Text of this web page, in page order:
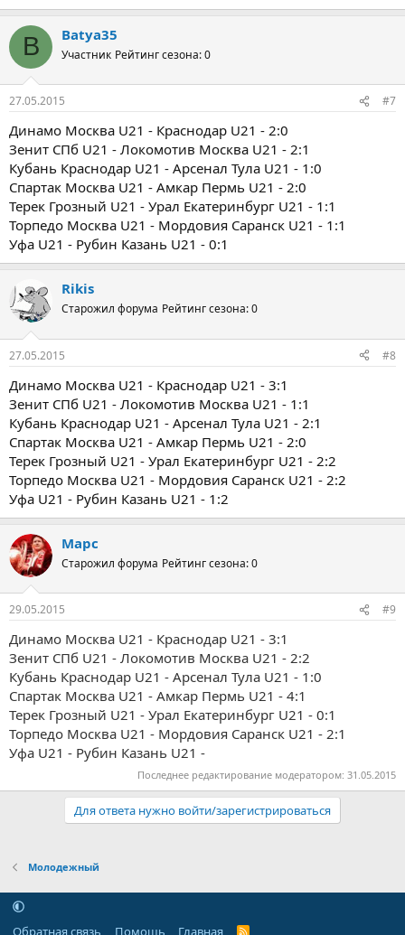
B Batya35
Участник Рейтинг сезона: 0
27.05.2015 #7
Динамо Москва U21 - Краснодар U21 - 2:0
Зенит СПб U21 - Локомотив Москва U21 - 2:1
Кубань Краснодар U21 - Арсенал Тула U21 - 1:0
Спартак Москва U21 - Амкар Пермь U21 - 2:0
Терек Грозный U21 - Урал Екатеринбург U21 - 1:1
Торпедо Москва U21 - Мордовия Саранск U21 - 1:1
Уфа U21 - Рубин Казань U21 - 0:1
Rikis
Старожил форума Рейтинг сезона: 0
27.05.2015 #8
Динамо Москва U21 - Краснодар U21 - 3:1
Зенит СПб U21 - Локомотив Москва U21 - 1:1
Кубань Краснодар U21 - Арсенал Тула U21 - 2:1
Спартак Москва U21 - Амкар Пермь U21 - 2:0
Терек Грозный U21 - Урал Екатеринбург U21 - 2:2
Торпедо Москва U21 - Мордовия Саранск U21 - 2:2
Уфа U21 - Рубин Казань U21 - 1:2
Марс
Старожил форума Рейтинг сезона: 0
29.05.2015 #9
Динамо Москва U21 - Краснодар U21 - 3:1
Зенит СПб U21 - Локомотив Москва U21 - 2:2
Кубань Краснодар U21 - Арсенал Тула U21 - 1:0
Спартак Москва U21 - Амкар Пермь U21 - 4:1
Терек Грозный U21 - Урал Екатеринбург U21 - 0:1
Торпедо Москва U21 - Мордовия Саранск U21 - 2:1
Уфа U21 - Рубин Казань U21 -
Последнее редактирование модератором: 31.05.2015
Для ответа нужно войти/зарегистрироваться
Молодежный
Обратная связь Помощь Главная R